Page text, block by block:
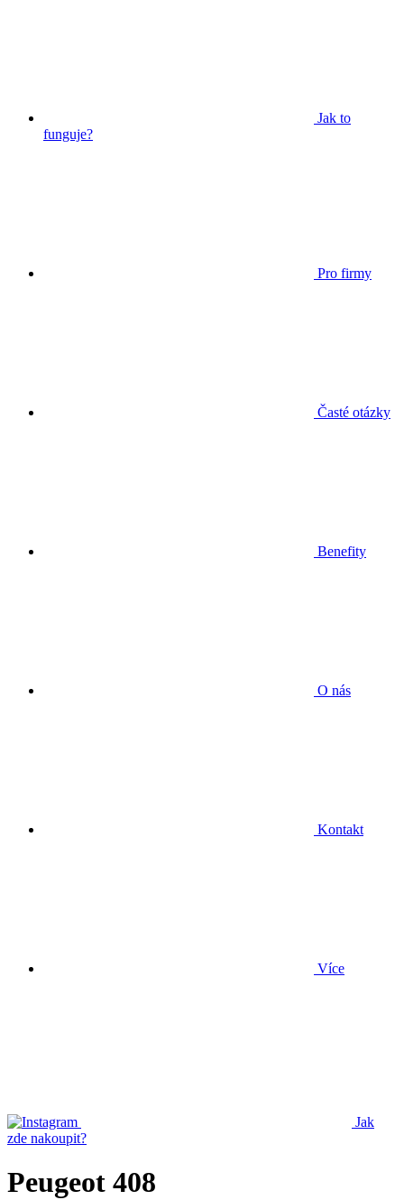
Jak to
funguje?
Pro firmy
Časté otázky
Benefity
O nás
Kontakt
Více
Jak
zde nakoupit?
Peugeot 408